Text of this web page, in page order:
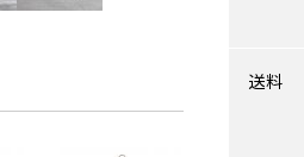
送料